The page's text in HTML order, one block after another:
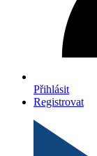
Přihlásit
Registrovat